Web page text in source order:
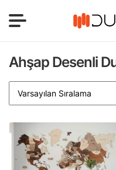
Ahşap Desenli